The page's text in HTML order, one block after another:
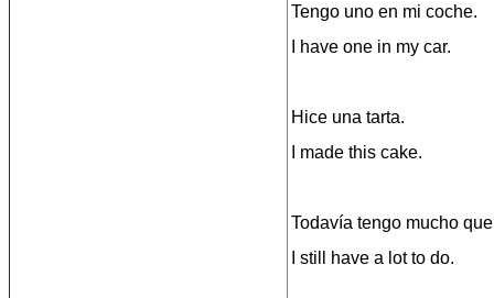
Tengo uno en mi coche.
I have one in my car.
Hice una tarta.
I made this cake.
Todavía tengo mucho
I still have a lot to do.